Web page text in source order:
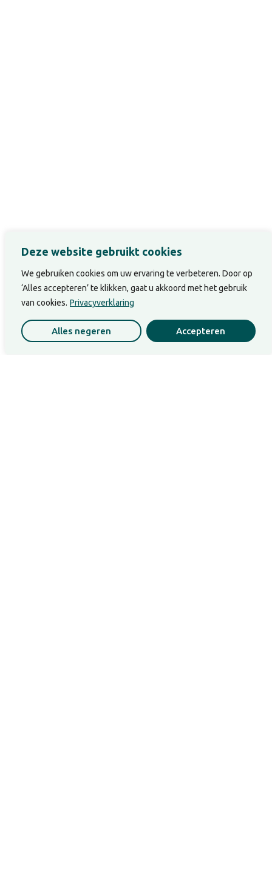
Deze website gebruikt cookies
We gebruiken cookies om uw ervaring te verbeteren. Door op
‘Alles accepteren’ te klikken, gaat u akkoord met het gebruik
van cookies. Privacyverklaring
Alles negeren Accepteren